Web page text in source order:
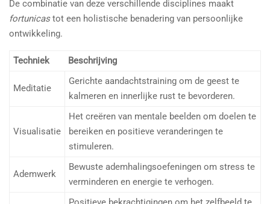
De combinatie van deze verschillende disciplines maakt
fortunicastot een holistische benadering van persoonlijke
ontwikkeling.
Techniek Beschrijving
Meditatie
Gerichte aandachtstraining om de geest te
kalmeren en innerlijke rust te bevorderen.
Visualisatie
Het creëren van mentale beelden om doelen te
bereiken en positieve veranderingen te
stimuleren.
Ademwerk
Bewuste ademhalingsoefeningen om stress te
verminderen en energie te verhogen.